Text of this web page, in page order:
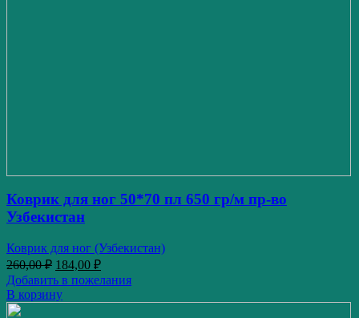
Коврик для ног 50*70 пл 650 гр/м пр-во
Узбекистан
Коврик для ног (Узбекистан)
260,00₽ 184,00 ₽
Добавить в пожелания
В корзину